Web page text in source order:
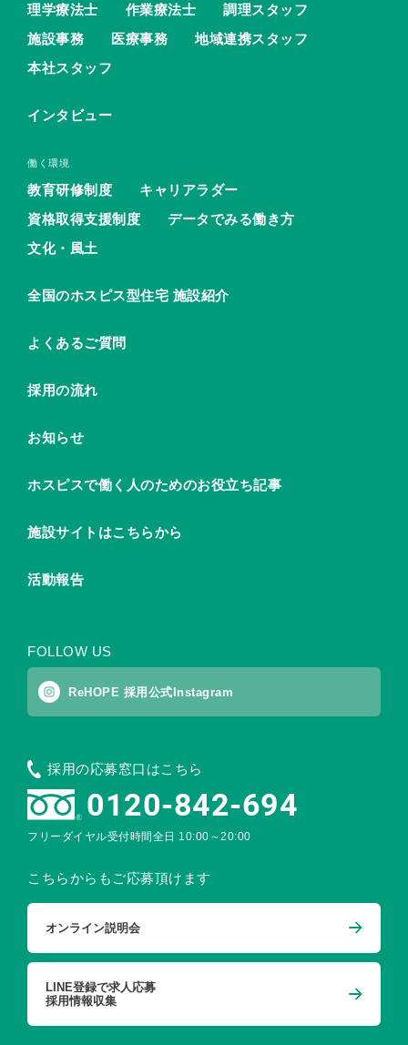
理学療法士
作業療法士
調理スタッフ
施設事務
医療事務
地域連携スタッフ
本社スタッフ
インタビュー
働く環境
教育研修制度
キャリアラダー
資格取得支援制度
データでみる働き方
文化・風土
全国のホスピス型住宅 施設紹介
よくあるご質問
採用の流れ
お知らせ
ホスピスで働く人のためのお役立ち記事
施設サイトはこちらから
活動報告
FOLLOW US
ReHOPE 採用公式Instagram
採用の応募窓口はこちら
0120-842-694
フリーダイヤル受付時間全日 10:00～20:00
こちらからもご応募頂けます
オンライン説明会
LINE登録で求人応募
採用情報収集